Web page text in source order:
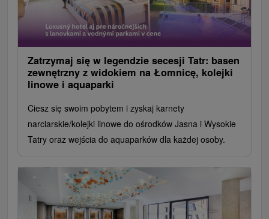
Zatrzymaj się w legendzie secesji Tatr: basen
zewnętrzny z widokiem na Łomnicę, kolejki
linowe i aquaparki
Ciesz się swoim pobytem i zyskaj karnety
narciarskie/kolejki linowe do ośrodków Jasna i Wysokie
Tatry oraz wejścia do aquaparków dla każdej osoby.